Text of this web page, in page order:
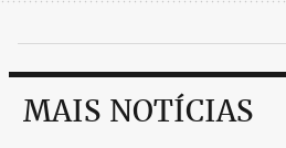
MAIS NOTÍCIAS